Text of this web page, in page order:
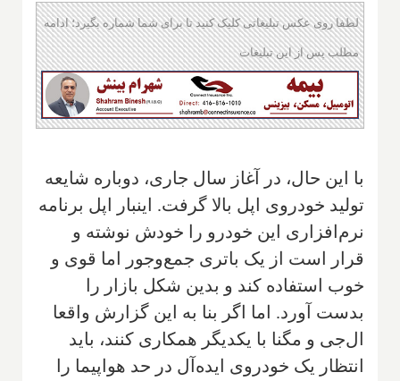
لطفا روی عکس تبلیغاتی کلیک کنید تا برای شما شماره بگیرد؛ ادامه
مطلب پس از این تبلیغات
با این حال، در آغاز سال جاری، دوباره شایعه
تولید خودروی اپل بالا گرفت. اینبار اپل برنامه
نرم‌افزاری این خودرو را خودش نوشته و
قرار است از یک باتری جمع‌وجور اما قوی و
خوب استفاده کند و بدین شکل بازار را
بدست آورد. اما اگر بنا به این گزارش واقعا
ال‌جی و مگنا با یکدیگر همکاری کنند، باید
انتظار یک خودروی ایده‌آل در حد هواپیما را